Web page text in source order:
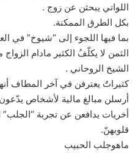
اللواتي يبحثن عن زوج .
بكل الطرق الممكنة.
بما فيها اللجوء إلى “شيوخ” في
الثمن لا يكلّفُ الكثير مادام
الشيخ الروحاني .
كثيراتٌ يعترفن في آخر المطاف
أرسلن مبالغ مالية لأشخاص
أخريات يدافعن عن تجربة “الجلب”
قلوبهنّ.
ماهوجلب الحبيب